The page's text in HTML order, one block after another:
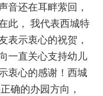
音还在耳畔萦回，
此， 我代表西城特
表示衷心的祝贺，
一直关心支持幼儿
衷心的感谢！西城
确的办园方向，